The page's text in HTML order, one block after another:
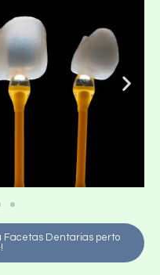
Facetas Dentarias perto